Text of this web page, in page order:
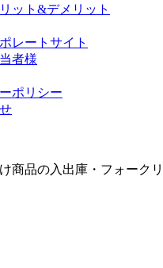
ット&デメリット
レートサイト
者様
ポリシー
商品の入出庫・フォーク